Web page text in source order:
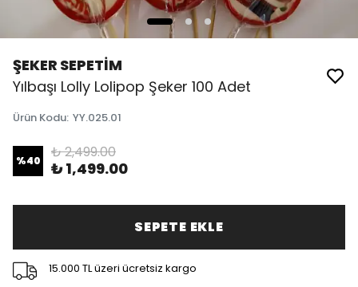
ŞEKER SEPETİM
Yılbaşı Lolly Lolipop Şeker 100 Adet
Ürün Kodu: YY.025.01
%40 ₺ 2,499.00
₺ 1,499.00
SEPETE EKLE
15.000 TL üzeri ücretsiz kargo